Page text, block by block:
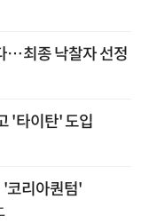
…최종 낙찰자 선정
'타이탄' 도입
'코리아퀀텀'